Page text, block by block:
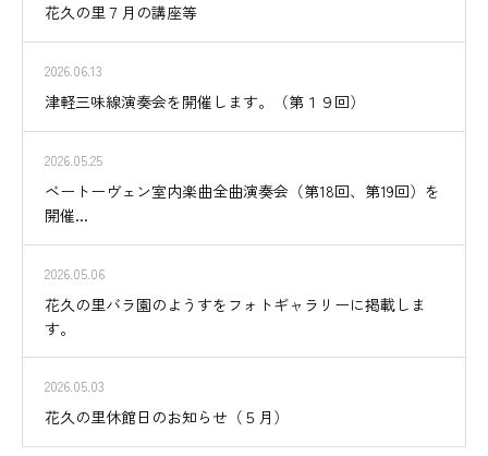
花久の里７月の講座等
2026.06.13
津軽三味線演奏会を開催します。（第１９回）
2026.05.25
ベートーヴェン室内楽曲全曲演奏会（第18回、第19回）を
開催...
2026.05.06
花久の里バラ園のようすをフォトギャラリーに掲載しま
す。
2026.05.03
花久の里休館日のお知らせ（５月）